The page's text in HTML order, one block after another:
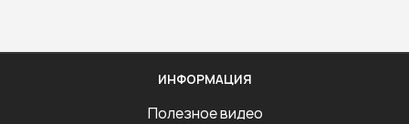
ИНФОРМАЦИЯ
Полезное видео